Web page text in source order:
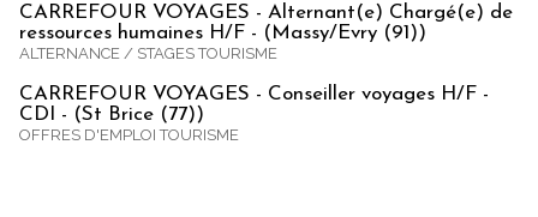
CARREFOUR VOYAGES - Alternant(e) Chargé(e) de
ressources humaines H/F - (Massy/Evry (91))
ALTERNANCE / STAGES TOURISME
CARREFOUR VOYAGES - Conseiller voyages H/F -
CDI - (St Brice (77))
OFFRES D'EMPLOI TOURISME